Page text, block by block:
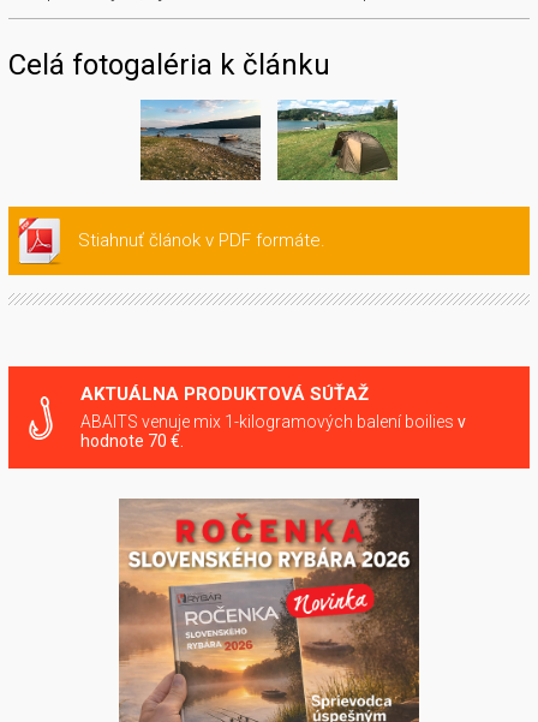
Celá fotogaléria k článku
Stiahnuť článok v PDF formáte.
AKTUÁLNA PRODUKTOVÁ SÚŤAŽ
ABAITS venuje mix 1-kilogramových balení boilies v
hodnote 70 €.